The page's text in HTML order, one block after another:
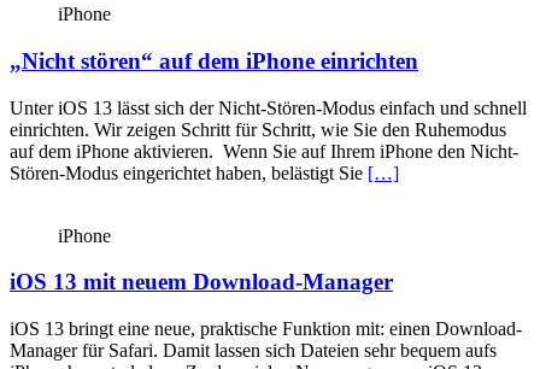
iPhone
„Nicht stören“ auf dem iPhone einrichten
Unter iOS 13 lässt sich der Nicht-Stören-Modus einfach und schnell
einrichten. Wir zeigen Schritt für Schritt, wie Sie den Ruhemodus
auf dem iPhone aktivieren. Wenn Sie auf Ihrem iPhone den Nicht-
Stören-Modus eingerichtet haben, belästigt Sie […]
iPhone
iOS 13 mit neuem Download-Manager
iOS 13 bringt eine neue, praktische Funktion mit: einen Download-
Manager für Safari. Damit lassen sich Dateien sehr bequem aufs